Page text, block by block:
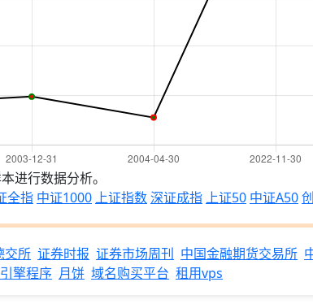
进行数据分析。
全指 中证1000 上证指数深证成指 上证50 中证A50
交所 证券时报 证券市场周刊 中国金融期货交易所
擎程序 月饼 域名购买平台 租用vps